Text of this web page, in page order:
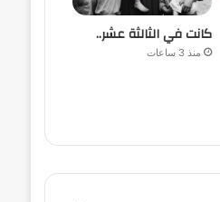
كانت في الثالثة عشر..
منذ 3 ساعات